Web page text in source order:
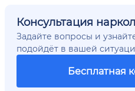
Консультация
Задайте вопросы и
подойдёт в вашей
Бесплатная